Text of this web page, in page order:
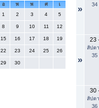
อ พ พ ศ
เ
1
2 3 4 5
8 9 10 11 12
15 16 17 18 19
22 23 24 25 26
29 30
»
34
»
23
สัปด
35
30
สัปด
36